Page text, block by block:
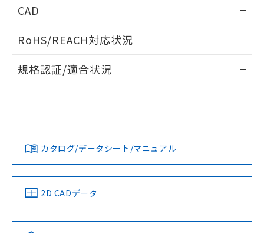
CAD
ドすることができます。
ログイン/会員登録
ダウンロードデータをご利用いただく前に、以下を必ずお読
みください。
ソフトウェアの使用条件
RoHS/REACH対応状況
EU RoHS 注意事項・凡例
対応済み
中国 RoHS 注意事項・凡例
規格認証/適合状況
LR型式承認
（イギリス
船舶規格）
DNV型式承認
（ノルウェー
BV型式承認
（フランス
KR型式
（韓国
No No No No
カタログ/データシート/マニュアル
2D CADデータ